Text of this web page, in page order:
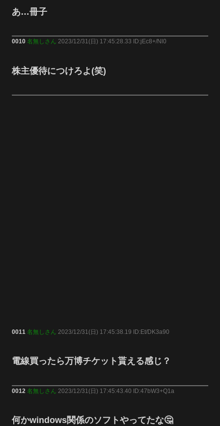
あ…冊子
0010 名無しさん 2023/12/31(日) 17:45:28.33 ID:jEc8+/Nl0
株主優待につけろよ(笑)
0011 名無しさん 2023/12/31(日) 17:45:38.19 ID:Et/DK3a90
電線買ったら万博チケット貰える感じ？
0012 名無しさん 2023/12/31(日) 17:45:43.40 ID:47bW3+Q1a
何かwindows関係のソフトやってたな🤔